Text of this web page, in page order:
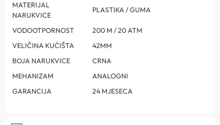
MATERIJAL
NARUKVICE
PLASTIKA / GUMA
VODOOTPORNOST
200 M / 20 ATM
VELIČINA KUĆIŠTA
42MM
BOJA NARUKVICE
CRNA
MEHANIZAM
ANALOGNI
GARANCIJA
24 MJESECA